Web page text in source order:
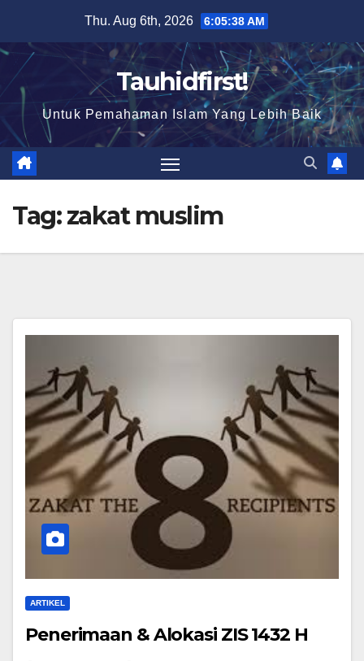
content
Thu. Aug 6th, 2026 6:05:38 AM
Tauhidfirst!
Untuk Pemahaman Islam Yang Lebih Baik
Tag:zakat muslim
ARTIKEL
Penerimaan & Alokasi ZIS 1432 H